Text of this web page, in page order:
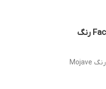
خط لب شیگلم مدل Fact Lip Liner رنگ